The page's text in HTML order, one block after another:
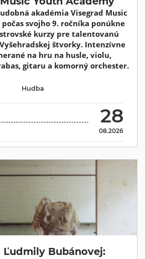
akadémia Visegrad Music
svojho 9. ročníka ponúkne
kurzy pre talentovanú
štvorky. Intenzívne
na hru na husle, violu,
gitaru a komorný orchester.
28
08.2026
Hudba
Ľudmily Bubánovej: